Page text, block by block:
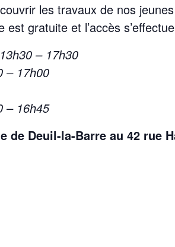
les travaux de nos
est gratuite et l’accès
– 17h30
– 17h00
– 16h45
de Deuil-la-Barre au 42 rue